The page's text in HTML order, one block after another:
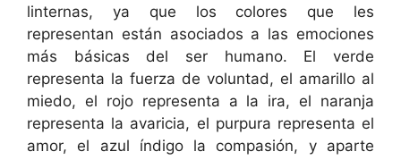
linternas, ya que los colores que les
representan están asociados a las emociones
más básicas del ser humano. El verde
representa la fuerza de voluntad, el amarillo al
miedo, el rojo representa a la ira, el naranja
representa la avaricia, el purpura representa el
amor, el azul índigo la compasión, y aparte